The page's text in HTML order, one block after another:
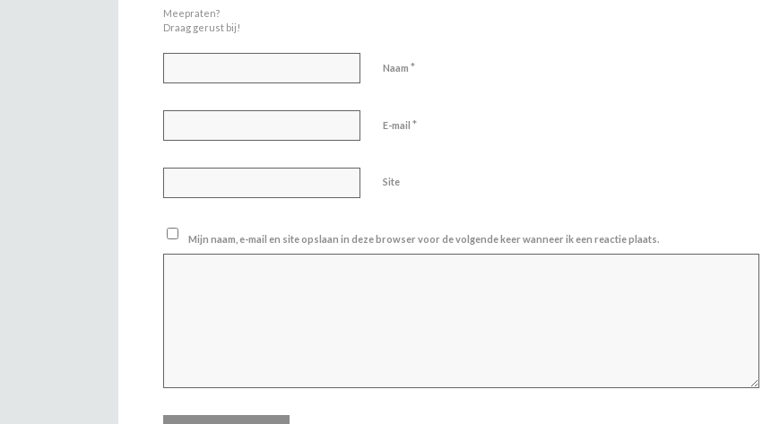
Meepraten?
Draag gerust bij!
Naam *
E-mail *
Site
Mijn naam, e-mail en site opslaan in deze browser voor de volgende keer wanneer ik een reactie plaats.